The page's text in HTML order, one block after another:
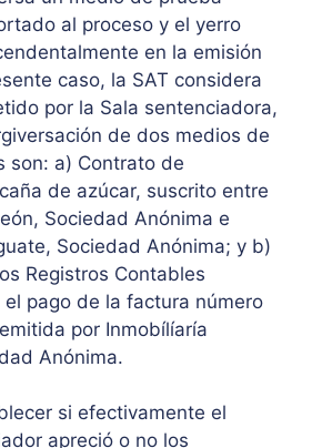
al proceso y el yerro
en la emisión
caso, la SAT considera
por la Sala sentenciadora,
de dos medios de
son: a) Contrato de
de azúcar, suscrito entre
Sociedad Anónima e
Sociedad Anónima; y b)
Registros Contables
pago de la factura número
por Inmobílíaría
Anónima.
si efectivamente el
apreció o no los